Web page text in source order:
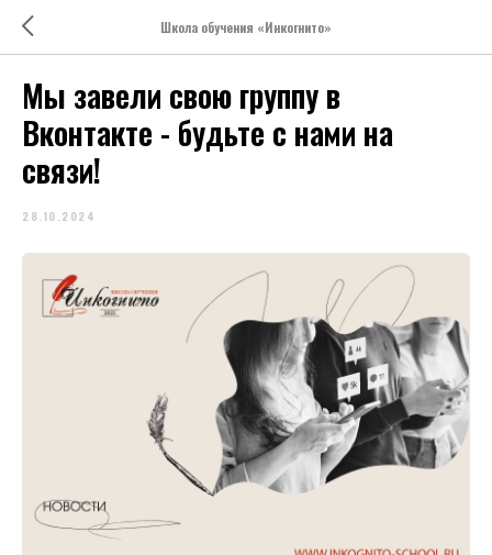
Школа обучения «Инкогнито»
Мы завели свою группу в
Вконтакте - будьте с нами на
связи!
28.10.2024